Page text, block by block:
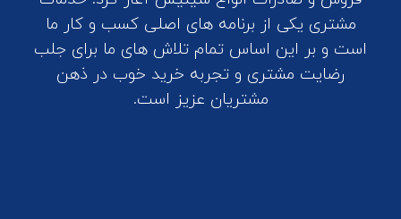
مشتری یکی از برنامه های اصلی کسب و کار ما
است و بر این اساس تمام تلاش های ما برای جلب
رضایت مشتری و تجربه خرید خوب در ذهن
مشتریان عزیز است.